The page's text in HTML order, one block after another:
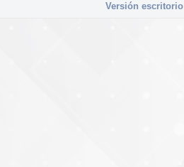
Versión escritorio